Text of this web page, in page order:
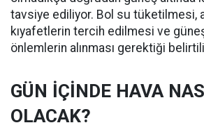
tavsiye ediliyor. Bol su tüketilmesi,
kıyafetlerin tercih edilmesi ve
önlemlerin alınması gerektiği
GÜN İÇİNDE HAVA
OLACAK?